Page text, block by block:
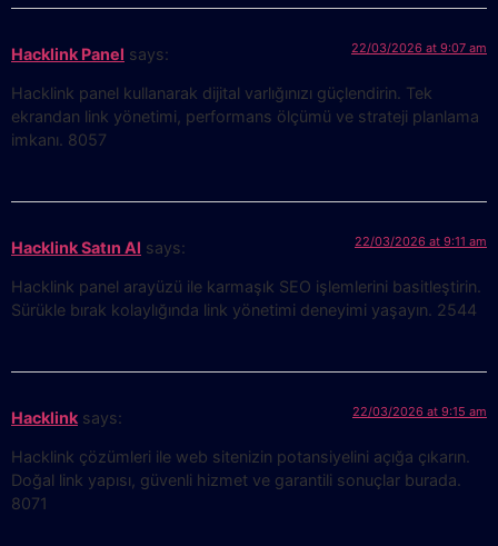
Hacklink Panel says: 22/03/2026 at 9:07 am
Hacklink panel kullanarak dijital varlığınızı güçlendirin. Tek
ekrandan link yönetimi, performans ölçümü ve strateji planlama
imkanı. 8057
Hacklink Satın Al says: 22/03/2026 at 9:11 am
Hacklink panel arayüzü ile karmaşık SEO işlemlerini basitleştirin.
Sürükle bırak kolaylığında link yönetimi deneyimi yaşayın. 2544
Hacklink says: 22/03/2026 at 9:15 am
Hacklink çözümleri ile web sitenizin potansiyelini açığa çıkarın.
Doğal link yapısı, güvenli hizmet ve garantili sonuçlar burada.
8071